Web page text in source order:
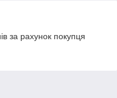
за рахунок покупця